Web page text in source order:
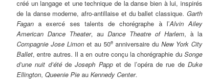
créé un langage et une technique de la danse bien à lui, inspirés
de la danse moderne, afro-antillaise et du ballet classique. Garth
Fagana exercé ses talents de chorégraphe à l’Alvin Ailey
American Dance Theater, auDance Theatre of Harlem, à la
Compagnie Jose Limonet au 50e anniversaire duNew York City
Ballet, entre autres. Il a en outre conçu la chorégraphie du Songe
d’une nuit d’étédeJoseph Pappet de l’opéra de rue de Duke
Ellington,Queenie Pie auKennedy Center.